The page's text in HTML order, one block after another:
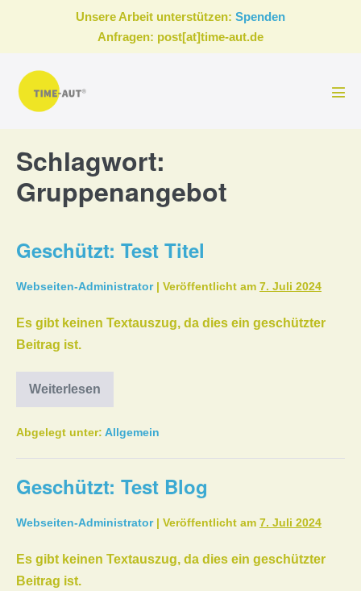
springen
Unsere Arbeit unterstützen: Spenden
Anfragen: post[at]time-aut.de
Schlagwort:
Gruppenangebot
Geschützt: Test Titel
Webseiten-Administrator| Veröffentlicht am 7. Juli 2024
Es gibt keinen Textauszug, da dies ein geschützter
Beitrag ist.
Weiterlesen
Geschützt:
Abgelegt unter: Allgemein
Geschützt: Test Blog
Webseiten-Administrator| Veröffentlicht am 7. Juli 2024
Es gibt keinen Textauszug, da dies ein geschützter
Beitrag ist.